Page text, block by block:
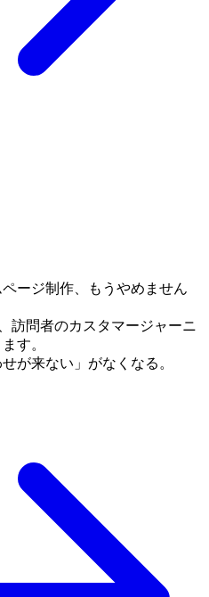
ージ制作、もうやめません
訪問者のカスタマージャーニ
す。
が来ない」がなくなる。